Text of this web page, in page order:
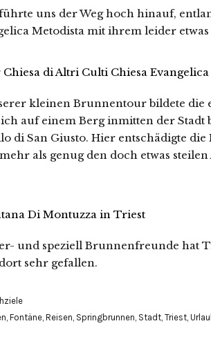
uns der Weg hoch hinauf,
Metodista mit ihrem leider
kleinen Brunnentour bildete die
auf einem Berg inmitten der Stadt
di San Giusto. Hier entschädigte die
als genug den doch etwas
und speziell Brunnenfreunde hat
sehr gefallen.
, Fontäne, Reisen, Springbrunnen, Stadt, Triest,